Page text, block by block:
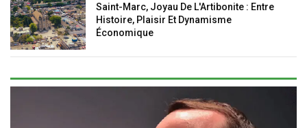
Saint-Marc, Joyau De L'Artibonite : Entre
Histoire, Plaisir Et Dynamisme
Économique